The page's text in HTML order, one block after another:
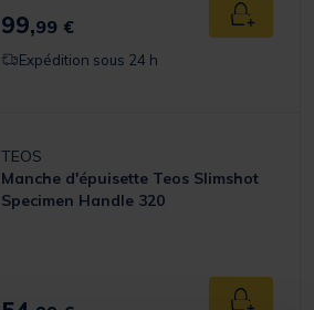
99,99 € Ajouter
Expédition sous 24 h
TEOS
Manche d'épuisette Teos Slimshot
Specimen Handle 320